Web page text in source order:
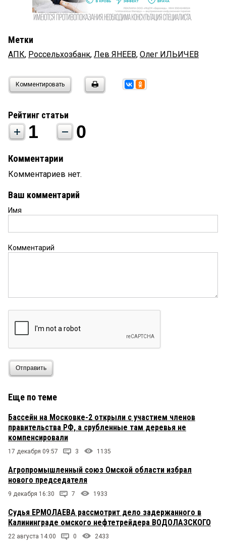
Метки
АПК, Россельхозбанк, Лев ЯНЕЕВ, Олег ИЛЬИЧЕВ
Комментировать
Рейтинг статьи
1 0
Комментарии
Комментариев нет.
Ваш комментарий
Имя
Комментарий
Отправить
Еще по теме
Бассейн на Московке-2 открыли с участием членов
правительства РФ, а срубленные там деревья не
компенсировали
17 декабря 09:57 3 1135
Агропромышленный союз Омской области избрал
нового председателя
9 декабря 16:30 7 1933
Судья ЕРМОЛАЕВА рассмотрит дело задержанного в
Калининграде омского нефтетрейдера ВОДОЛАЗСКОГО
22 августа 14:00 0 2433